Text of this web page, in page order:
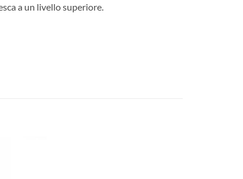
a un livello superiore.